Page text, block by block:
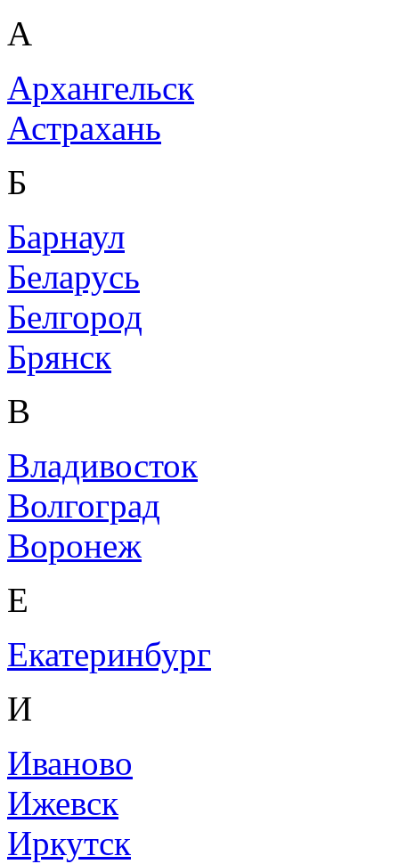
А
Архангельск
Астрахань
Б
Барнаул
Беларусь
Белгород
Брянск
В
Владивосток
Волгоград
Воронеж
Е
Екатеринбург
И
Иваново
Ижевск
Иркутск